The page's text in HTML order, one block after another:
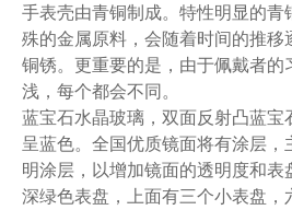
手表壳由青铜制成。特性明显的青
殊的金属原料，会随着时间的推移
铜锈。更重要的是，由于佩戴者的
浅，每个都会不同。
蓝宝石水晶玻璃，双面反射凸蓝宝
呈蓝色。全国优质镜面将有涂层，
明涂层，以增加镜面的透明度和表
深绿色表盘，上面有三个小表盘，